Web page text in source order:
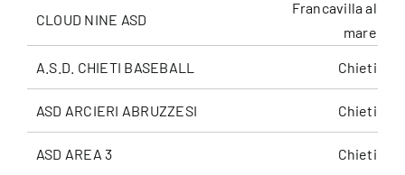
CLOUD NINE ASD
Francavilla al
mare
A.S.D. CHIETI BASEBALL Chieti
ASD ARCIERI ABRUZZESI Chieti
ASD AREA 3 Chieti